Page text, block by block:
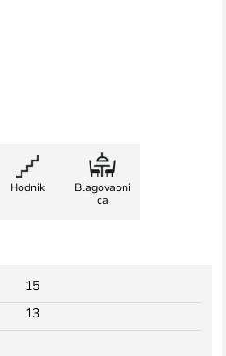
Hodnik
Blagovaoni
ca
15
13